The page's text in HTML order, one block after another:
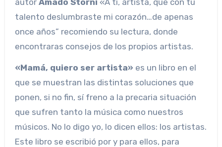
talento deslumbraste mi corazón…de apenas
once años” recomiendo su lectura, donde
encontraras consejos de los propios artistas.
«Mamá, quiero ser artista» es un libro en el
que se muestran las distintas soluciones que
ponen, si no fin, sí freno a la precaria situación
que sufren tanto la música como nuestros
músicos. No lo digo yo, lo dicen ellos: los artistas.
Este libro se escribió por y para ellos, para